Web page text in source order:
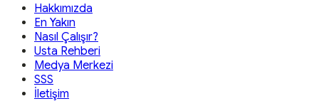
Hakkımızda
En Yakın
Nasıl Çalışır?
Usta Rehberi
Medya Merkezi
SSS
İletişim